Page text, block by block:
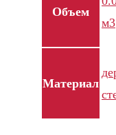
Объем
м3
Материал